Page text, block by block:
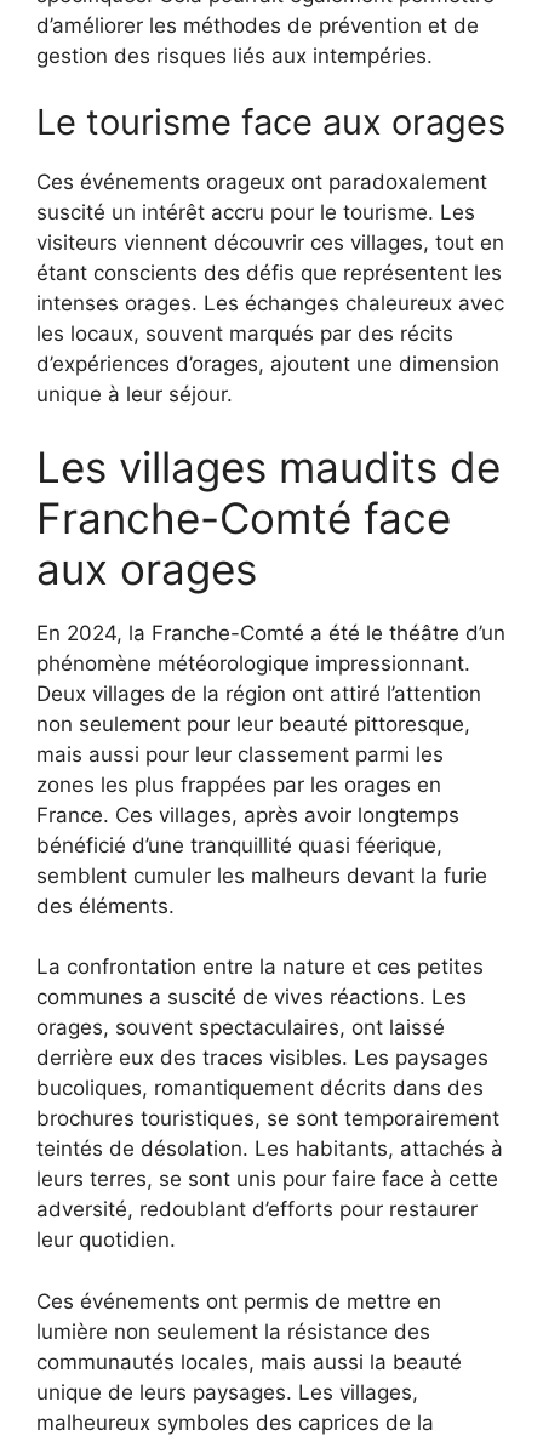
d’améliorer les méthodes de prévention et de
gestion des risques liés aux intempéries.
Le tourisme face aux orages
Ces événements orageux ont paradoxalement
suscité un intérêt accru pour le tourisme. Les
visiteurs viennent découvrir ces villages, tout en
étant conscients des défis que représentent les
intenses orages. Les échanges chaleureux avec
les locaux, souvent marqués par des récits
d’expériences d’orages, ajoutent une dimension
unique à leur séjour.
Les villages maudits de
Franche-Comté face
aux orages
En 2024, la Franche-Comté a été le théâtre d’un
phénomène météorologique impressionnant.
Deux villages de la région ont attiré l’attention
non seulement pour leur beauté pittoresque,
mais aussi pour leur classement parmi les
zones les plus frappées par les orages en
France. Ces villages, après avoir longtemps
bénéficié d’une tranquillité quasi féerique,
semblent cumuler les malheurs devant la furie
des éléments.
La confrontation entre la nature et ces petites
communes a suscité de vives réactions. Les
orages, souvent spectaculaires, ont laissé
derrière eux des traces visibles. Les paysages
bucoliques, romantiquement décrits dans des
brochures touristiques, se sont temporairement
teintés de désolation. Les habitants, attachés à
leurs terres, se sont unis pour faire face à cette
adversité, redoublant d’efforts pour restaurer
leur quotidien.
Ces événements ont permis de mettre en
lumière non seulement la résistance des
communautés locales, mais aussi la beauté
unique de leurs paysages. Les villages,
malheureux symboles des caprices de la